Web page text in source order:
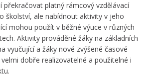
překračovat platný rámcový vzdělávací
školství, ale nabídnout aktivity v jeho
mohou použít v běžné výuce v různých
Aktivity prováděné žáky na základních
vyučující a žáky nové zvýšené časové
dobře realizovatelné a použitelné i